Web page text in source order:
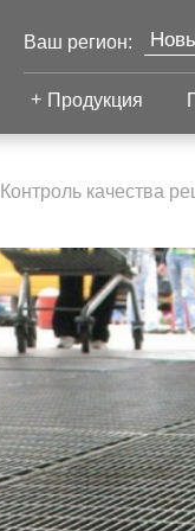
Ваш регион:
Продукция
Настил с
противоскольжением
Настил для стеллажей
Настил для морских
платформ
Контроль качества